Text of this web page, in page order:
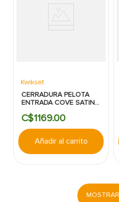
Kwikset
CERRADURA PELOTA
ENTRADA COVE SATIN
C$1169.00
Añadir al carrito